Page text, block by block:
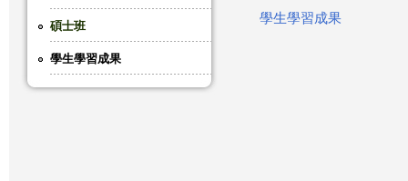
碩士班
學生學習成果
學生學習成果